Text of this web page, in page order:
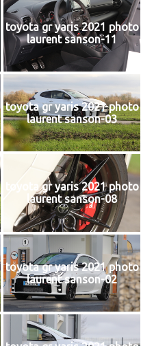
toyota gr yaris 2021 photo
laurent sanson-11
toyota gr yaris 2021 photo
laurent sanson-03
toyota gr yaris 2021 photo
laurent sanson-08
toyota gr yaris 2021 photo
laurent sanson-02